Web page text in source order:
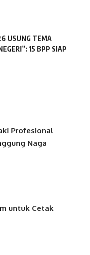
USUNG TEMA
15 BPP SIAP
Profesional
Naga
untuk Cetak